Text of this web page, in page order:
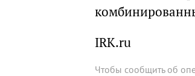
IRK.ru
Чтобы сообщить об